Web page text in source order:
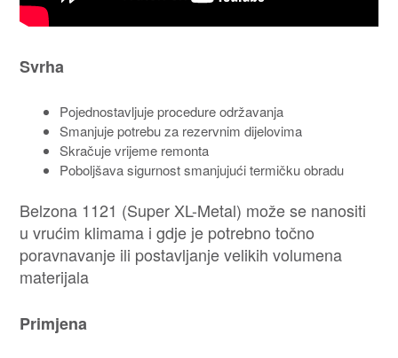
Svrha
Pojednostavljuje procedure održavanja
Smanjuje potrebu za rezervnim dijelovima
Skračuje vrijeme remonta
Poboljšava sigurnost smanjujući termičku obradu
Belzona 1121 (Super XL-Metal) može se nanositi
u vrućim klimama i gdje je potrebno točno
poravnavanje ili postavljanje velikih volumena
materijala
Primjena